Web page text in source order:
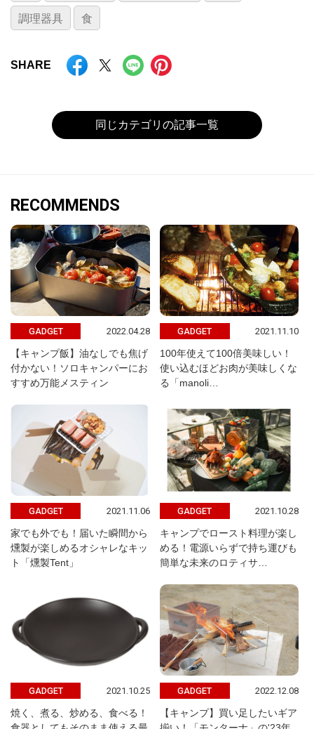
調理器具 食
SHARE
同じカテゴリの記事一覧
RECOMMENDS
GADGET 2022.04.28
【キャンプ飯】油なしでも焦げ
付かない！ソロキャンパーにお
すすめ万能メスティン
GADGET 2021.11.10
100年使えて100倍美味しい！
使い込むほどお肉が美味しくな
る「manoli…
GADGET 2021.11.06
家でも外でも！届いた瞬間から
燻製が楽しめるオシャレなキッ
ト「燻製Tent」
GADGET 2021.10.28
キャンプでロースト料理が楽し
める！電源いらずで持ち運びも
簡単な未来のロティサ…
GADGET 2021.10.25
焼く、煮る、炒める、食べる！
GADGET 2022.12.08
【キャンプ】買い足したいギア